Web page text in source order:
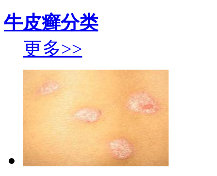
牛皮癣分类
更多>>